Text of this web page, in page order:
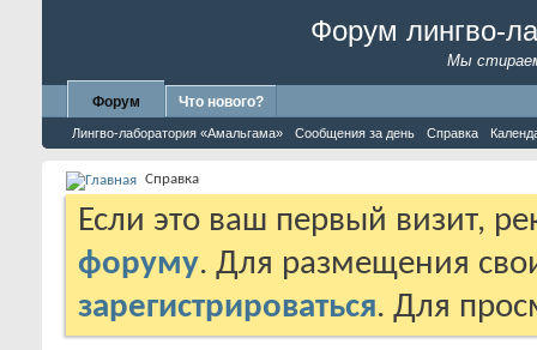
Форум лингво-
Мы
Форум
Лингво-лаборатория «Амальгама» Сообщения за день Справка
Что нового?
Справка
Если это ваш первый визит,
форуму. Для размещения
зарегистрироваться. Для